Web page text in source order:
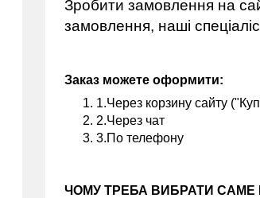
Зробити замовлення на
замовлення, наші
Заказ можете оформити:
1.Через корзину сайту
2.Через чат
3.По телефону
ЧОМУ ТРЕБА ВИБРАТИ САМЕ